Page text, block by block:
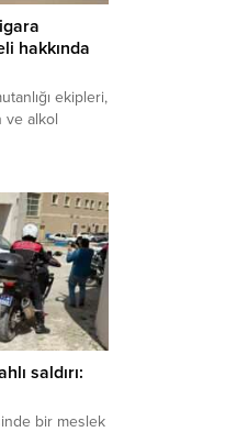
hakkında
ekipleri,
ve alkol
kapsamlı
paket
sayıda şahıs
Haber
bünyesinde İl
Alkol
tüm...
saldırı:
bir meslek